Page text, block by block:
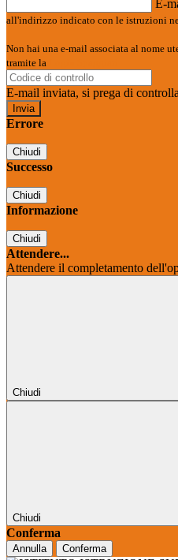
E-
all'indirizzo indicato con le istruzioni
Non hai una e-mail associata al nome
tramite la
E-mail inviata, si prega di
Errore
Chiudi
Successo
Chiudi
Informazione
Chiudi
Attendere...
Attendere il completamento
Chiudi
Chiudi
Conferma
Annulla Conferma